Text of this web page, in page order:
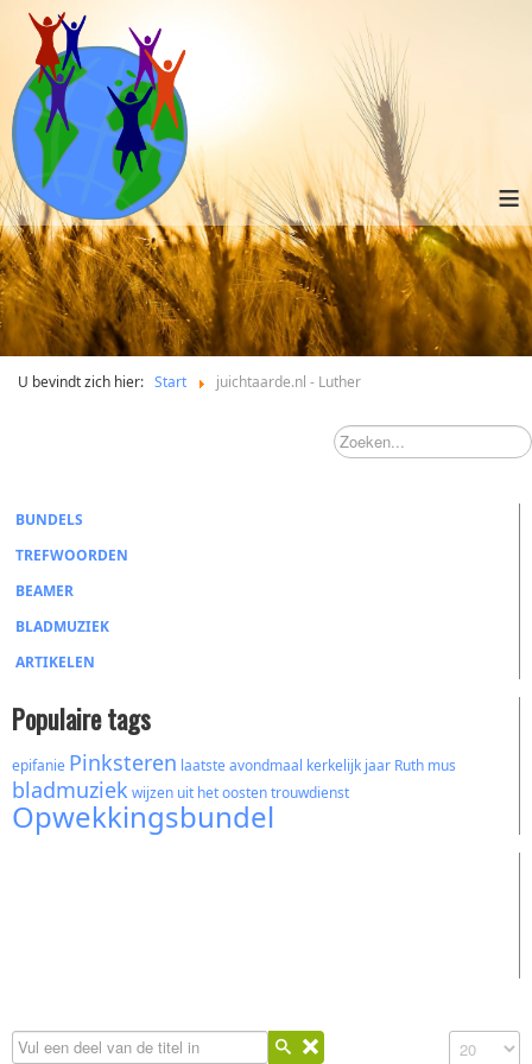
≡
U bevindt zich hier: Start juichtaarde.nl - Luther
BUNDELS
TREFWOORDEN
BEAMER
BLADMUZIEK
ARTIKELEN
Populaire tags
epifanie Pinksteren laatste avondmaal kerkelijk jaar Ruth mus
bladmuziekwijzen uit het oostentrouwdienst
Opwekkingsbundel
Vul een deel van de titel in Toon #